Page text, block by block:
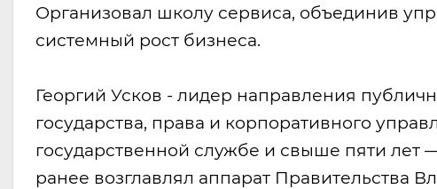
Организовал школу сервиса, объединив
системный рост бизнеса.
Георгий Усков - лидер направления
государства, права и корпоративного
государственной службе и свыше пяти лет
ранее возглавлял аппарат Правительства